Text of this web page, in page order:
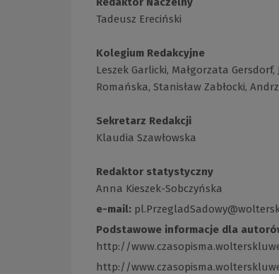
Tadeusz Ereciński
Kolegium Redakcyjne
Leszek Garlicki, Małgorzata
Romańska, Stanisław Zabłocki,
Sekretarz Redakcji
Klaudia Szawłowska
Redaktor statystyczny
Anna Kieszek-Sobczyńska
e-mail:
Podstawowe informacje dla
http://
http://